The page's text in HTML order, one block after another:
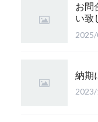
お問
い致
納期